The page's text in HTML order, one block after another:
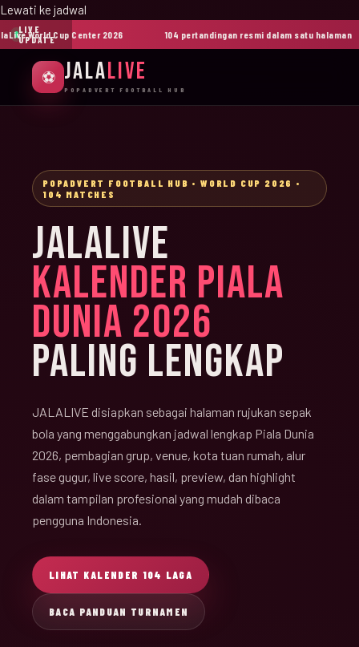
Lewati ke jadwal
LIVE
UPDATE
World Cup Center 2026 104 pertandingan resmi dalam satu halaman
⚽ JALALIVE
POPADVERT FOOTBALL HUB
POPADVERT FOOTBALL HUB • WORLD CUP 2026 •
104 MATCHES
JALALIVE
KALENDER PIALA
DUNIA 2026
PALING LENGKAP
JALALIVE disiapkan sebagai halaman rujukan sepak
bola yang menggabungkan jadwal lengkap Piala Dunia
2026, pembagian grup, venue, kota tuan rumah, alur
fase gugur, live score, hasil, preview, dan highlight
dalam tampilan profesional yang mudah dibaca
pengguna Indonesia.
LIHAT KALENDER 104 LAGA
BACA PANDUAN TURNAMEN